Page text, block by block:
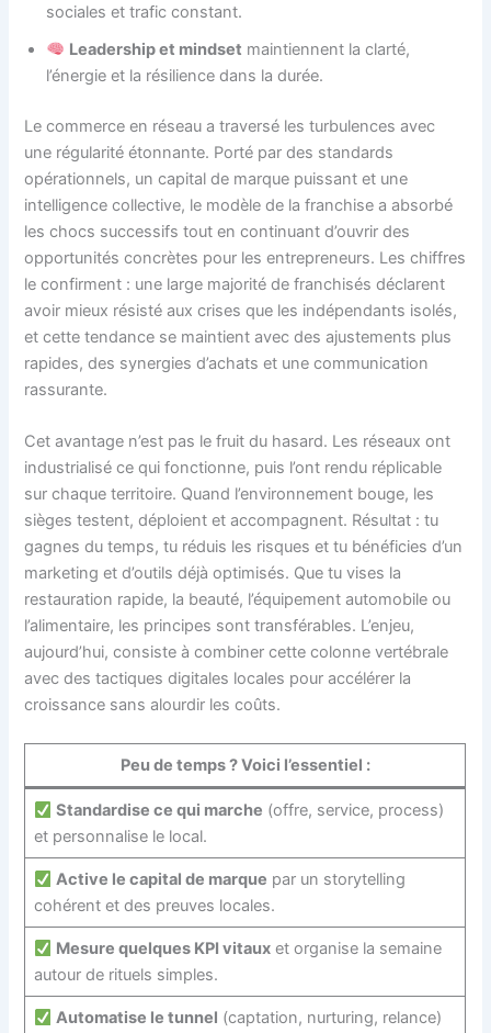
sociales et trafic constant.
Leadership et mindset maintiennent la clarté,
l’énergie et la résilience dans la durée.
Le commerce en réseau a traversé les turbulences avec
une régularité étonnante. Porté par des standards
opérationnels, un capital de marque puissant et une
intelligence collective, le modèle de la franchise a absorbé
les chocs successifs tout en continuant d’ouvrir des
opportunités concrètes pour les entrepreneurs. Les chiffres
le confirment : une large majorité de franchisés déclarent
avoir mieux résisté aux crises que les indépendants isolés,
et cette tendance se maintient avec des ajustements plus
rapides, des synergies d’achats et une communication
rassurante.
Cet avantage n’est pas le fruit du hasard. Les réseaux ont
industrialisé ce qui fonctionne, puis l’ont rendu réplicable
sur chaque territoire. Quand l’environnement bouge, les
sièges testent, déploient et accompagnent. Résultat : tu
gagnes du temps, tu réduis les risques et tu bénéficies d’un
marketing et d’outils déjà optimisés. Que tu vises la
restauration rapide, la beauté, l’équipement automobile ou
l’alimentaire, les principes sont transférables. L’enjeu,
aujourd’hui, consiste à combiner cette colonne vertébrale
avec des tactiques digitales locales pour accélérer la
croissance sans alourdir les coûts.
Peu de temps ? Voici l’essentiel :
Standardise ce qui marche (offre, service, process)
et personnalise le local.
Active le capital de marque par un storytelling
cohérent et des preuves locales.
Mesure quelques KPI vitaux et organise la semaine
autour de rituels simples.
Automatise le tunnel (captation, nurturing, relance)